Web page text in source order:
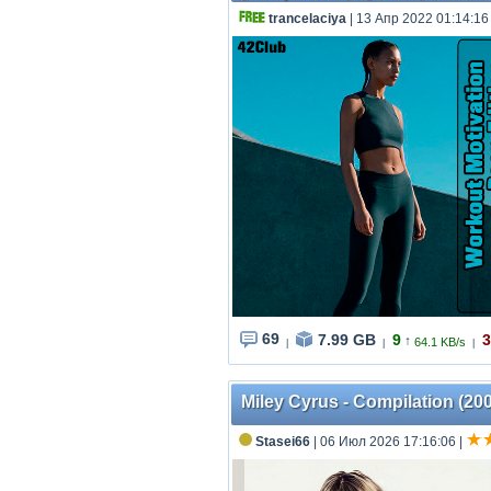
trancelaciya | 13 Апр 2022 01:14:16
69 7.99 GB 9 ↑ 64.1 KB/s 3
Miley Cyrus - Compilation
Stasei66 | 06 Июл 2026 17:16:06